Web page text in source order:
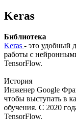
Keras
Библиотека
Keras - это удобный
работы с
TensorFlow.
История
Инженер Google
чтобы выступать в
обучения. С 2020
TensorFlow.